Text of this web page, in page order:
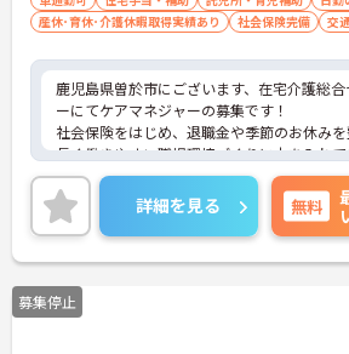
産休･育休･介護休暇取得実績あり
社会保険完備 交
鹿児島県曽於市にございます、在宅介護総合
ーにてケアマネジャーの募集です！
社会保険をはじめ、退職金や季節のお休みを
長く働きやすい職場環境づくりに力を入れ
す！
またマイカー通勤OKで無料駐車場も完備し
で毎日の通勤に便利です♪
詳細を見る 無料
募集停止